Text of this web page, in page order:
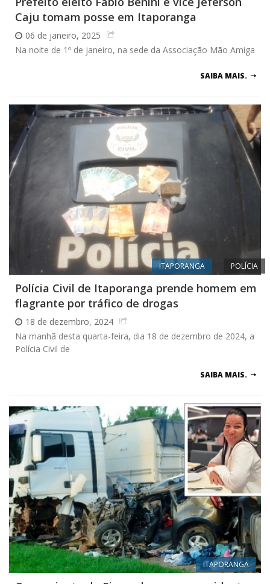
Caju tomam posse em Itaporanga
06 de janeiro, 2025
Na noite de 1º de janeiro, na sede da Associação Mão Amiga
SAIBA MAIS.
ITAPORANGA POLÍCIA
Polícia Civil de Itaporanga prende homem em
flagrante por tráfico de drogas
18 de dezembro, 2024
Na manhã desta quarta-feira, dia 18 de dezembro de 2024, a
Polícia Civil de
SAIBA MAIS.
ITAPORANGA